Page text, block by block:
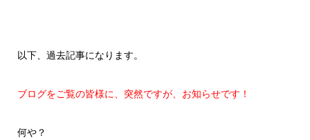
以下、過去記事になります。
ブログをご覧の皆様に、突然ですが、お知らせです！
何や？